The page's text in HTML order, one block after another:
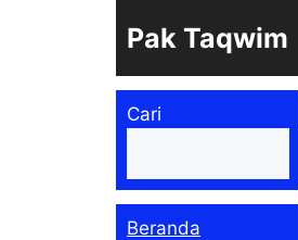
Pak Taqwim
Cari
Beranda